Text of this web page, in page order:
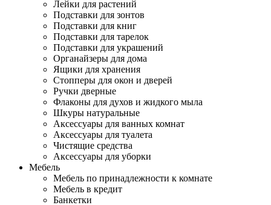
Лейки для растений
Подставки для зонтов
Подставки для книг
Подставки для тарелок
Подставки для украшений
Органайзеры для дома
Ящики для хранения
Стопперы для окон и дверей
Ручки дверные
Флаконы для духов и жидкого мыла
Шкуры натуральные
Аксессуары для ванных комнат
Аксессуары для туалета
Чистящие средства
Аксессуары для уборки
Мебель
Мебель по принадлежности к комнате
Мебель в кредит
Банкетки